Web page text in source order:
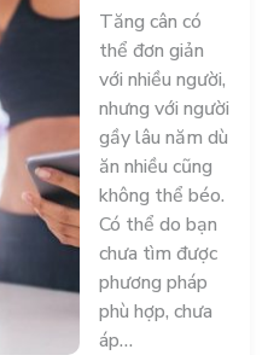
Tăng cân có
thể đơn giản
với nhiều người,
nhưng với người
gầy lâu năm dù
ăn nhiều cũng
không thể béo.
Có thể do bạn
chưa tìm được
phương pháp
phù hợp, chưa
áp…